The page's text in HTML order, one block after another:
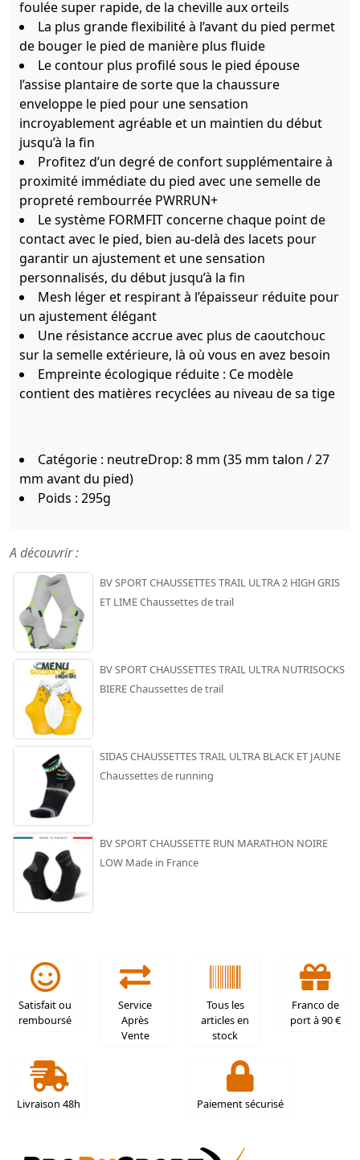
foulée super rapide, de la cheville aux orteils
La plus grande flexibilité à l’avant du pied permet
de bouger le pied de manière plus fluide
Le contour plus profilé sous le pied épouse
l’assise plantaire de sorte que la chaussure
enveloppe le pied pour une sensation
incroyablement agréable et un maintien du début
jusqu’à la fin
Profitez d’un degré de confort supplémentaire à
proximité immédiate du pied avec une semelle de
propreté rembourrée PWRRUN+
Le système FORMFIT concerne chaque point de
contact avec le pied, bien au-delà des lacets pour
garantir un ajustement et une sensation
personnalisés, du début jusqu’à la fin
Mesh léger et respirant à l’épaisseur réduite pour
un ajustement élégant
Une résistance accrue avec plus de caoutchouc
sur la semelle extérieure, là où vous en avez besoin
Empreinte écologique réduite : Ce modèle
contient des matières recyclées au niveau de sa tige
Catégorie : neutreDrop: 8 mm (35 mm talon / 27
mm avant du pied)
Poids : 295g
A découvrir :
BV SPORT CHAUSSETTES TRAIL ULTRA 2 HIGH GRIS
ET LIME Chaussettes de trail
BV SPORT CHAUSSETTES TRAIL ULTRA NUTRISOCKS
BIERE Chaussettes de trail
SIDAS CHAUSSETTES TRAIL ULTRA BLACK ET JAUNE
Chaussettes de running
BV SPORT CHAUSSETTE RUN MARATHON NOIRE
LOW Made in France
Satisfait ou
remboursé
Service
Après
Vente
Tous les
articles en
stock
Franco de
port à 90 €
Livraison 48h Paiement sécurisé